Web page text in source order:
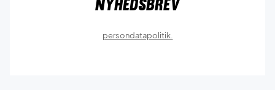
Nyhedsbrev
persondatapolitik.